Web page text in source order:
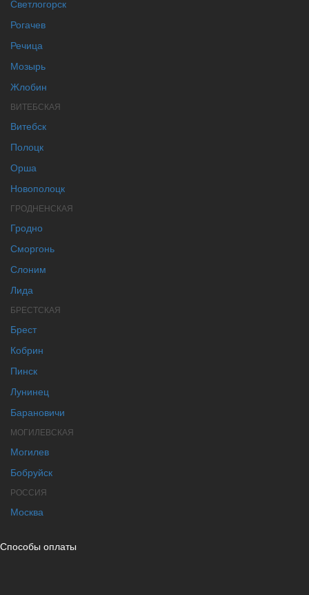
Светлогорск
Рогачев
Речица
Мозырь
Жлобин
ВИТЕБСКАЯ
Витебск
Полоцк
Орша
Новополоцк
ГРОДНЕНСКАЯ
Гродно
Сморгонь
Слоним
Лида
БРЕСТСКАЯ
Брест
Кобрин
Пинск
Лунинец
Барановичи
МОГИЛЕВСКАЯ
Могилев
Бобруйск
РОССИЯ
Москва
Способы оплаты